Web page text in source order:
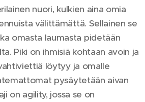
nuori, kulkien aina omia
välittämättä. Sellainen se
omasta laumasta pidetään
Piki on ihmisiä kohtaan avoin ja
löytyy ja omalle
pysäytetään aivan
on agility, jossa se on